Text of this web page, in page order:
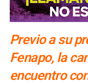
Previo a su
Fenapo, la
encuentro